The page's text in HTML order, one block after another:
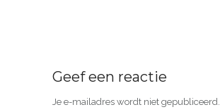
Geef een reactie
Je e-mailadres wordt niet gepubliceerd.